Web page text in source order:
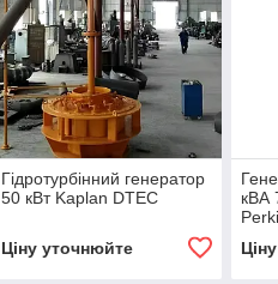
Гідротурбінний генератор
50 кВт Kaplan DTEC
Ціну уточнюйте
кВА